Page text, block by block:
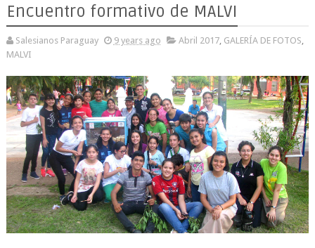
Encuentro formativo de MALVI
Salesianos Paraguay 9 years ago Abril 2017, GALERÍA DE FOTOS
MALVI